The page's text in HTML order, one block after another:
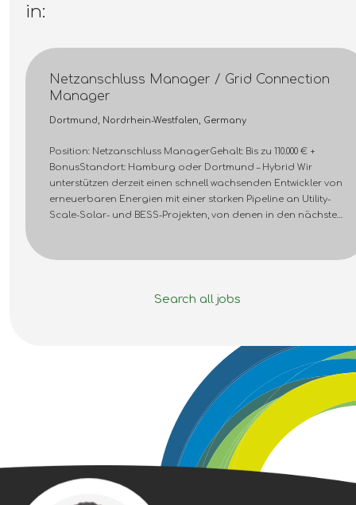
in:
Netzanschluss Manager / Grid Connection
Manager
Dortmund, Nordrhein-Westfalen, Germany
Position: Netzanschluss ManagerGehalt: Bis zu 110.000 € +
BonusStandort: Hamburg oder Dortmund – Hybrid Wir
unterstützen derzeit einen schnell wachsenden Entwickler von
erneuerbaren Energien mit einer starken Pipeline an Utility-
Scale-Solar- und BESS-Projekten, von denen in den nächsten
einer Größe von 10 MW bis über 80 MW und übernehmen eine
Netzanschlusslösungen für eine Vielzahl von Projekten in
Management und der Möglichkeit, den Erfolg bedeutender
Projekte der Energiewende von der Entwicklung bis hin zum
Verkauf und Betrieb aktiv mitzugestalten. Ihre Aufgaben
Verantwortung für Mittel- und
Hochspannungsnetzanschlüsse von Utility-Scale-Projekten
im Bereich erneuerbare Energien – von der Planung und
Auslegung bis zur Ready-to-Build-Phase.Durchführung von
Netzverträglichkeitsprüfungen, Erstellung und Einreichung
von Netzanschlussanträgen sowie Ausarbeitung von
Einliniendiagrammen (SLDs).Durchführung und Prüfung von
Search all jobs